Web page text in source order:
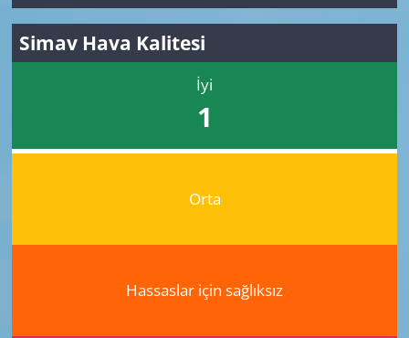
Simav Hava Kalitesi
İyi
1
Orta
Hassaslar için sağlıksız